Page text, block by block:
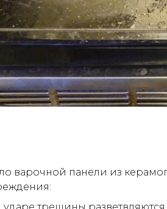
варочной панели из